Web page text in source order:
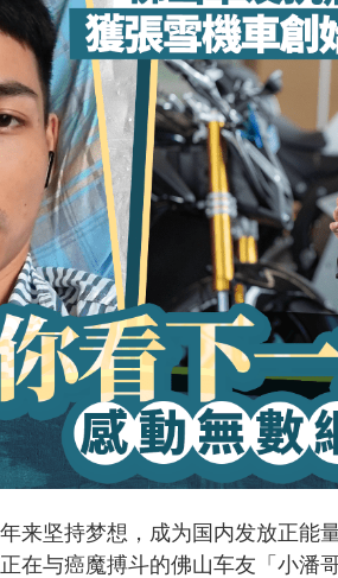
来坚持梦想，成为国内发放正能
在与癌魔搏斗的佛山车友「小潘